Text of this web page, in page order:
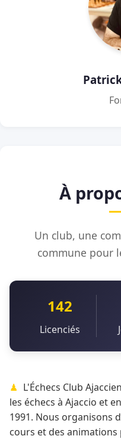
Patrick
À
Un club, une
commune pour
142
Licenciés
L'Échecs Club
les échecs à Ajaccio et
1991. Nous organisons
cours et des